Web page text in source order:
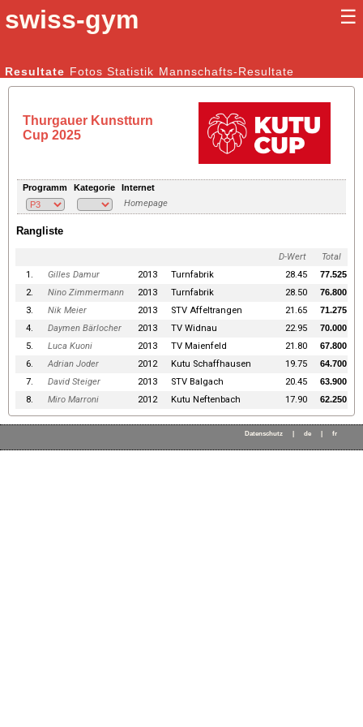
swiss-gym ☰
Kunstturnen Männer | Kunstturnen Frauen
Resultate Fotos Statistik Mannschafts-Resultate
Thurgauer Kunstturn
Cup 2025
Programm Kategorie Internet
Homepage
Rangliste
D-Wert
Total
1.
Gilles Damur 2013 Turnfabrik 28.45 77.525
2. Nino Zimmermann 2013 Turnfabrik 28.50 76.800
3. Nik Meier 2013 STV Affeltrangen 21.65 71.275
4. Daymen Bärlocher 2013 TV Widnau 22.95 70.000
5. Luca Kuoni 2013 TV Maienfeld 21.80 67.800
6. Adrian Joder 2012 Kutu Schaffhausen 19.75 64.700
7. David Steiger 2013 STV Balgach 20.45 63.900
8. Miro Marroni 2012 Kutu Neftenbach 17.90 62.250
Datenschutz de fr